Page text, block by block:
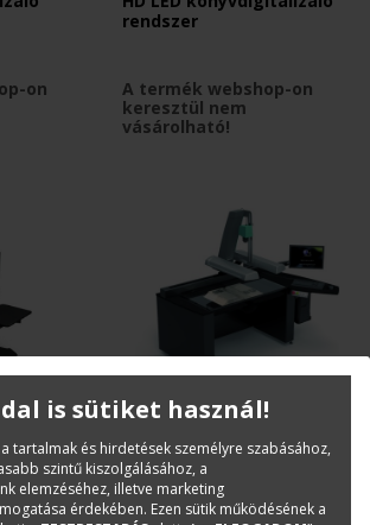
on
rendszer
A termék webshop-on
keresztül nem
vásárolható!
rendszer
I2S DIGIBOOK
i2S SupraScan QUARTZ A1
HD könyvdigitalizáló
rendszer
is sütiket használ!
tartalmak és hirdetések személyre szabásához,
szintű kiszolgálásához, a
elemzéséhez, illetve marketing
érdekében. Ezen sütik működésének a